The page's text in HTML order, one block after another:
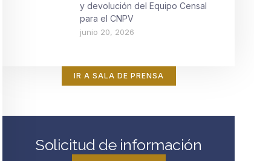
y devolución del Equipo Censal
para el CNPV
junio 20, 2026
IR A SALA DE PRENSA
Solicitud de información